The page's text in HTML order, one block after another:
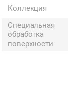
Коллекция
Специальная
обработка
поверхности